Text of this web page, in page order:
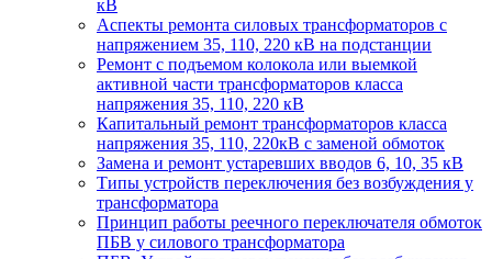
кВ
Аспекты ремонта силовых трансформаторов с
напряжением 35, 110, 220 кВ на подстанции
Ремонт с подъемом колокола или выемкой
активной части трансформаторов класса
напряжения 35, 110, 220 кВ
Капитальный ремонт трансформаторов класса
напряжения 35, 110, 220кВ с заменой обмоток
Замена и ремонт устаревших вводов 6, 10, 35 кВ
Типы устройств переключения без возбуждения у
трансформатора
Принцип работы реечного переключателя обмоток
ПБВ у силового трансформатора